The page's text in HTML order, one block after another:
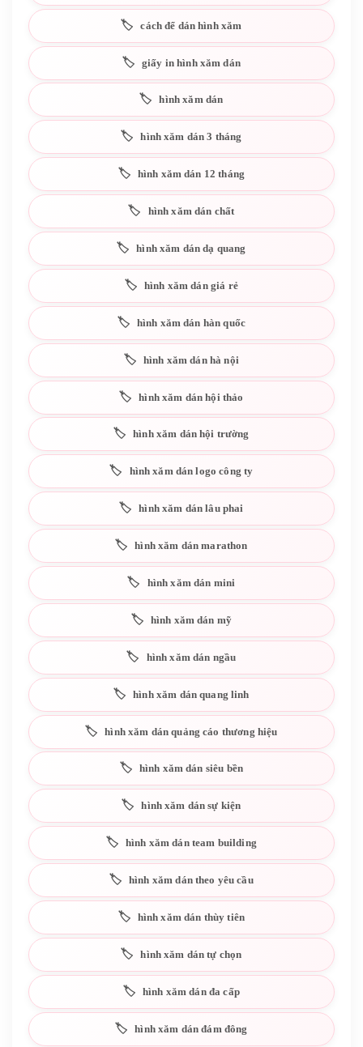
cách để dán hình xăm
giấy in hình xăm dán
hình xăm dán
hình xăm dán 3 tháng
hình xăm dán 12 tháng
hình xăm dán chất
hình xăm dán dạ quang
hình xăm dán giá rẻ
hình xăm dán hàn quốc
hình xăm dán hà nội
hình xăm dán hội thảo
hình xăm dán hội trường
hình xăm dán logo công ty
hình xăm dán lâu phai
hình xăm dán marathon
hình xăm dán mini
hình xăm dán mỹ
hình xăm dán ngầu
hình xăm dán quang linh
hình xăm dán quảng cáo thương hiệu
hình xăm dán siêu bền
hình xăm dán sự kiện
hình xăm dán team building
hình xăm dán theo yêu cầu
hình xăm dán thùy tiên
hình xăm dán tự chọn
hình xăm dán đa cấp
hình xăm dán đám đông